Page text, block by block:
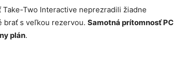
Two Interactive neprezradili žiadne
brať s veľkou rezervou. Samotná prítomnosť PC
plán.